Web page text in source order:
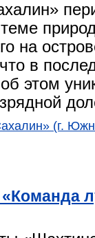
на
в
этом
(г.